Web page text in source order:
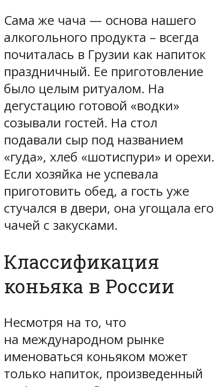
Сама же чача — основа нашего
алкогольного продукта – всегда
почиталась в Грузии как напиток
праздничный. Ее приготовление
было целым ритуалом. На
дегустацию готовой «водки»
созывали гостей. На стол
подавали сыр под названием
«гуда», хлеб «шотиспури» и орехи.
Если хозяйка не успевала
приготовить обед, а гость уже
стучался в двери, она угощала его
чачей с закусками.
Классификация
коньяка в России
Несмотря на то, что
на международном рынке
именоваться коньяком может
только напиток, произведенный